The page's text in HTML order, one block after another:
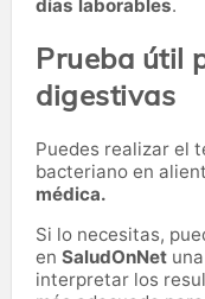
días laborables.
Prueba útil
digestivas
Puedes realizar el
bacteriano en
médica.
Si lo necesitas,
en SaludOnNet
interpretar los